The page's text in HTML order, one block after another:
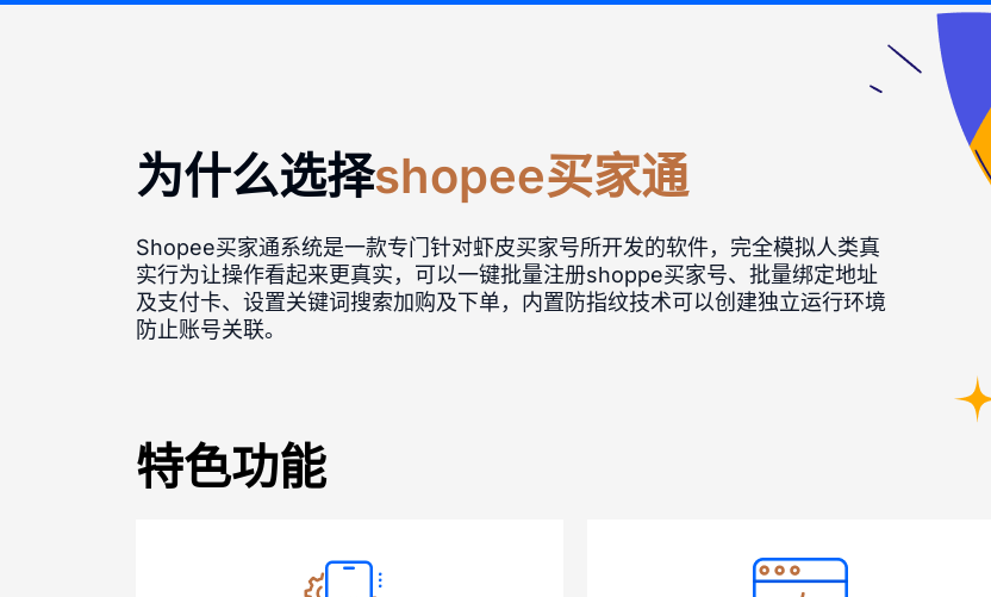
为什么选择shopee买家通
Shopee买家通系统是一款专门针对虾皮买家号所开发的软件，完全模拟人类真
实行为让操作看起来更真实，可以一键批量注册shoppe买家号、批量绑定地址
及支付卡、设置关键词搜索加购及下单，内置防指纹技术可以创建独立运行环境
防止账号关联。
特色功能